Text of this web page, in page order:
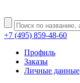
+7 (495) 859-48-60
Профиль
Заказы
Личные данные